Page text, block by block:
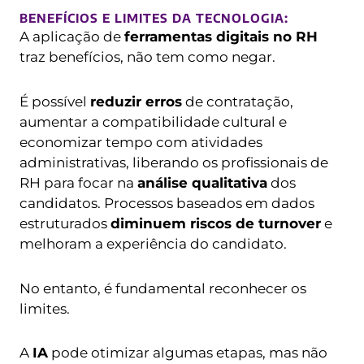
BENEFÍCIOS E LIMITES DA TECNOLOGIA:
A aplicação deferramentas digitais no RH
traz benefícios, não tem como negar.
É possível reduzir erros de contratação,
aumentar a compatibilidade cultural e
economizar tempo com atividades
administrativas, liberando os profissionais de
RH para focar naanálise qualitativa dos
candidatos. Processos baseados em dados
estruturadosdiminuem riscos de turnover e
melhoram a experiência do candidato.
No entanto, é fundamental reconhecer os
limites.
A IA pode otimizar algumas etapas, mas não